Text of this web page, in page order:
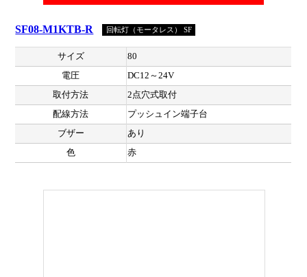
SF08-M1KTB-R 回転灯（モータレス） SF
サイズ
80
電圧
DC12～24V
取付方法
2点穴式取付
配線方法
プッシュイン端子台
ブザー
あり
色
赤